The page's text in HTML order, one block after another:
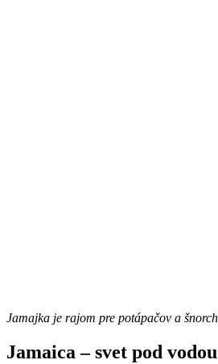
Jamajka je rajom pre potápačov a
Jamaica – svet pod